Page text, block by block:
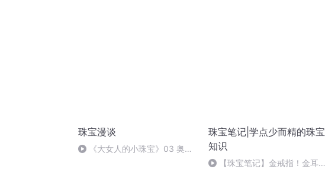
珠宝漫谈
《大女人的小珠宝》03 奥黛
珠宝笔记|学点少而精的珠宝
知识
【珠宝笔记】金戒指！金耳